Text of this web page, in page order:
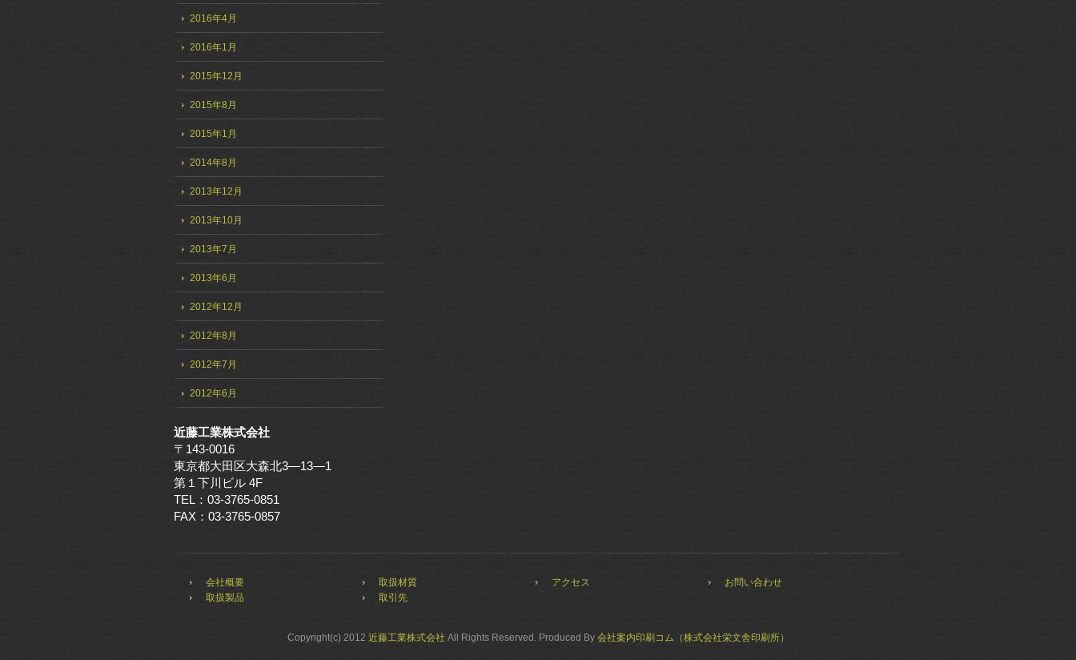
2016年4月
2016年1月
2015年12月
2015年8月
2015年1月
2014年8月
2013年12月
2013年10月
2013年7月
2013年6月
2012年12月
2012年8月
2012年7月
2012年6月
近藤工業株式会社
〒143-0016
東京都大田区大森北3—13—1
第１下川ビル 4F
TEL：03-3765-0851
FAX：03-3765-0857
会社概要
取扱製品
取扱材質
取引先
アクセス お問い合わせ
Copyright(c) 2012 近藤工業株式会社 All Rights Reserved. Produced By 会社案内印刷コム （株式会社栄文舎印刷所）